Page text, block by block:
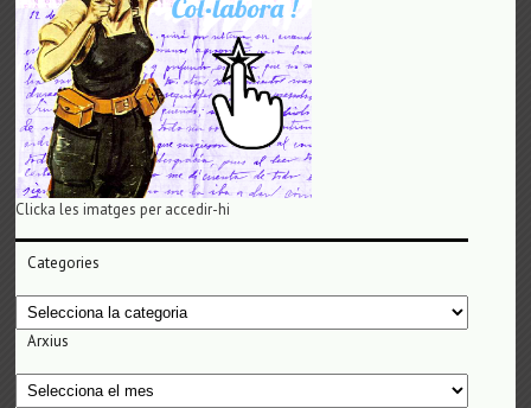
Clicka les imatges per accedir-hi
Categories
Categories
Arxius
Arxius